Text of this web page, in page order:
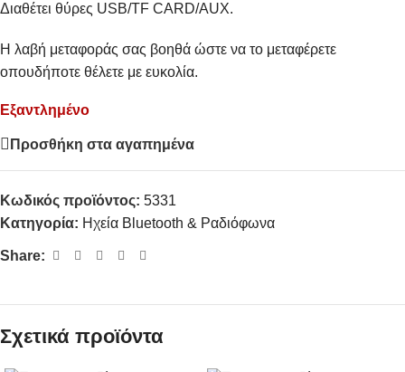
Διαθέτει θύρες USB/TF CARD/AUX.
H λαβή μεταφοράς σας βοηθά ώστε να το μεταφέρετε
οπουδήποτε θέλετε με ευκολία.
Εξαντλημένο
Προσθήκη στα αγαπημένα
Κωδικός προϊόντος: 5331
Κατηγορία: Ηχεία Bluetooth & Ραδιόφωνα
Share:
Σχετικά προϊόντα